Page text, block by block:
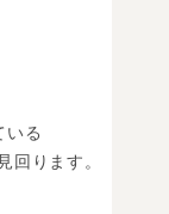
いる
ります。